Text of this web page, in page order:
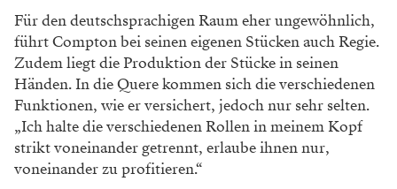
Für den deutschsprachigen Raum eher ungewöhnlich,
führt Compton bei seinen eigenen Stücken auch Regie.
Zudem liegt die Produktion der Stücke in seinen
Händen. In die Quere kommen sich die verschiedenen
Funktionen, wie er versichert, jedoch nur sehr selten.
„Ich halte die verschiedenen Rollen in meinem Kopf
strikt voneinander getrennt, erlaube ihnen nur,
voneinander zu profitieren.“